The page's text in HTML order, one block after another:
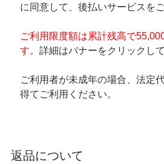
に同意して、後払いサービスを
ご利用限度額は累計残高で
す。 詳細はバナーをクリックし
ご利用者が未成年の場合、法定
得てご利用ください。
返品について